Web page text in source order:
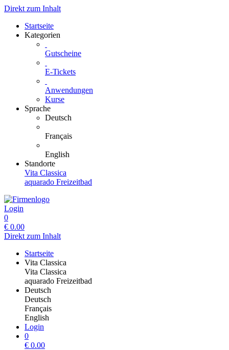
Direkt zum Inhalt
Startseite
Kategorien
Gutscheine
E-Tickets
Anwendungen
Kurse
Sprache
Deutsch
Français
English
Standorte
Vita Classica
aquarado Freizeitbad
Login
0
€ 0.00
Direkt zum Inhalt
Startseite
Vita Classica
Vita Classica
aquarado Freizeitbad
Deutsch
Deutsch
Français
English
Login
0
€ 0.00